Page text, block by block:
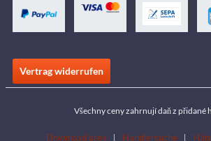
Vertrag widerrufen
Všechny ceny zahrnují daň z přidané
Download area Händlersuche